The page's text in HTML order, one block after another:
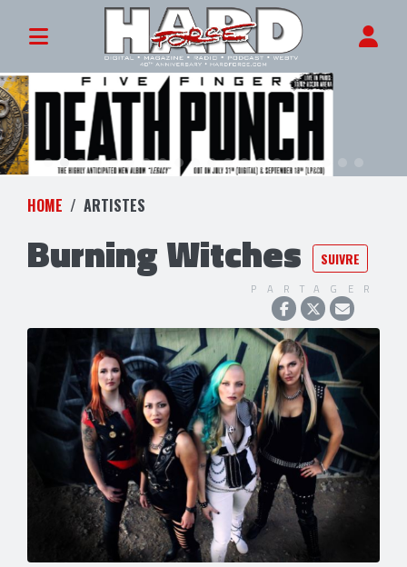
HOME ARTISTES
Burning Witches SUIVRE
PARTAGER